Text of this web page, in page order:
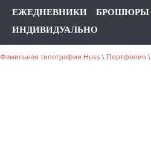
ЕЖЕДНЕВНИКИ
БРОШЮРЫ
ИНДИВИДУАЛЬНО
Фамильная типография Huss \ Портфолио \